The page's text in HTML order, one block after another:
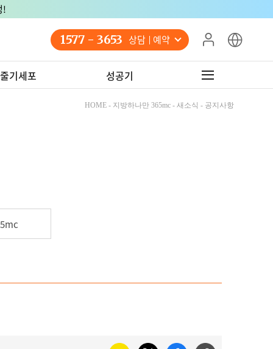
!
1577 - 3653 상담 예약
기세포 성공기
HOME - 지방하나만 365mc - 새소식 - 공지사항